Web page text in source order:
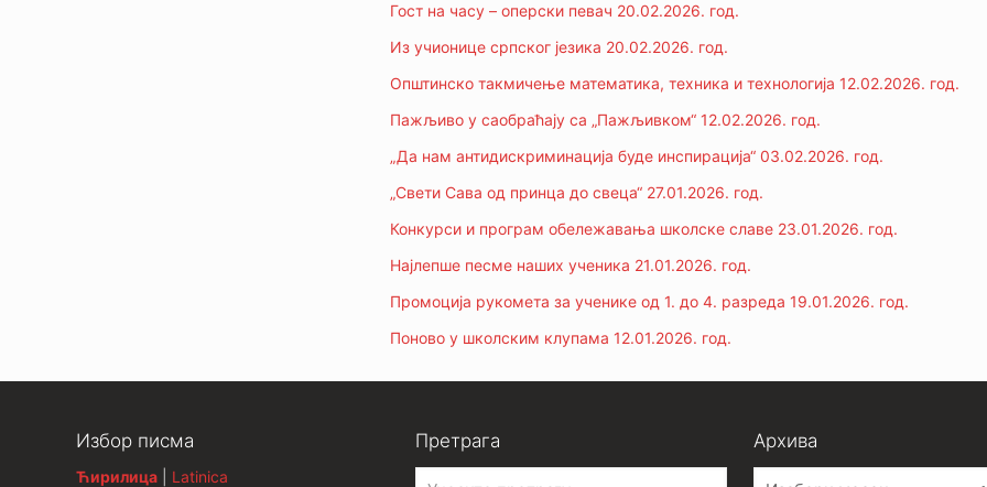
Гост на часу – оперски певач 20.02.2026. год.
Из учионице српског језика 20.02.2026. год.
Општинско такмичење математика, техника и технологија 12.02.2026. год.
Пажљиво у саобраћају са „Пажљивком“ 12.02.2026. год.
„Да нам антидискриминација буде инспирација“ 03.02.2026. год.
„Свети Сава од принца до свеца“ 27.01.2026. год.
Конкурси и програм обележавања школске славе 23.01.2026. год.
Најлепше песме наших ученика 21.01.2026. год.
Промоција рукомета за ученике од 1. до 4. разреда 19.01.2026. год.
Поново у школским клупама 12.01.2026. год.
Избор писма
Ћирилица Latinica
Претрага Архива